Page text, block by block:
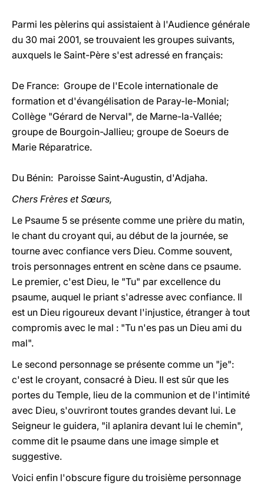
Parmi les pèlerins qui assistaient à l'Audience générale
du 30 mai 2001, se trouvaient les groupes suivants,
auxquels le Saint-Père s'est adressé en français:
De France: Groupe de l'Ecole internationale de
formation et d'évangélisation de Paray-le-Monial;
Collège "Gérard de Nerval", de Marne-la-Vallée;
groupe de Bourgoin-Jallieu; groupe de Soeurs de
Marie Réparatrice.
Du Bénin: Paroisse Saint-Augustin, d'Adjaha.
Chers Frères et Sœurs,
Le Psaume 5 se présente comme une prière du matin,
le chant du croyant qui, au début de la journée, se
tourne avec confiance vers Dieu. Comme souvent,
trois personnages entrent en scène dans ce psaume.
Le premier, c'est Dieu, le "Tu" par excellence du
psaume, auquel le priant s'adresse avec confiance. Il
est un Dieu rigoureux devant l'injustice, étranger à tout
compromis avec le mal : "Tu n'es pas un Dieu ami du
mal".
Le second personnage se présente comme un "je":
c'est le croyant, consacré à Dieu. Il est sûr que les
portes du Temple, lieu de la communion et de l'intimité
avec Dieu, s'ouvriront toutes grandes devant lui. Le
Seigneur le guidera, "il aplanira devant lui le chemin",
comme dit le psaume dans une image simple et
suggestive.
Voici enfin l'obscure figure du troisième personnage